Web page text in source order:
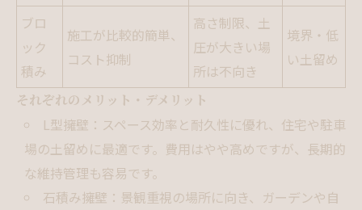
ブロ
ック
積み
施工が比較的簡単、
コスト抑制
高さ制限、土
圧が大きい場
所は不向き
境界・低
い土留め
それぞれのメリット・デメリット
L型擁壁：スペース効率と耐久性に優れ、住宅や駐車
場の土留めに最適です。費用はやや高めですが、長期的
な維持管理も容易です。
石積み擁壁：景観重視の場所に向き、ガーデンや自